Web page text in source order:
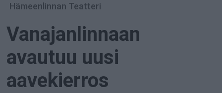
Hämeenlinnan Teatteri
Vanajanlinnaan
avautuu uusi
aavekierros